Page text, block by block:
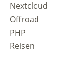
Nextcloud
Offroad
PHP
Reisen